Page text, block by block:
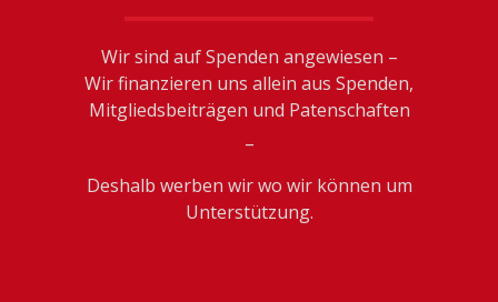
Wir sind auf Spenden angewiesen –
Wir finanzieren uns allein aus Spenden,
Mitgliedsbeiträgen und Patenschaften
Deshalb werben wir wo wir können um
Unterstützung.